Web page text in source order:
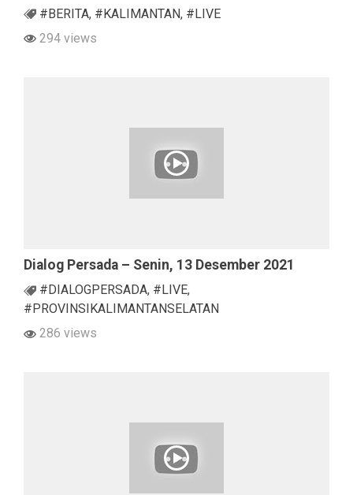
#BERITA, #KALIMANTAN, #LIVE
294 views
Dialog Persada – Senin, 13 Desember 2021
#DIALOGPERSADA, #LIVE,
#PROVINSIKALIMANTANSELATAN
286 views